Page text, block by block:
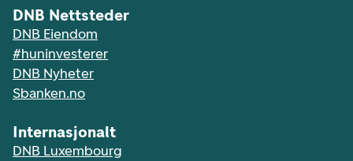
DNB Nettsteder
DNB Eiendom
#huninvesterer
DNB Nyheter
Sbanken.no
Internasjonalt
DNB Luxembourg